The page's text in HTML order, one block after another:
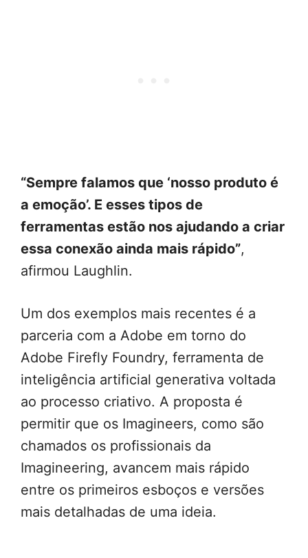
“Sempre falamos que ‘nosso produto é
a emoção’. E esses tipos de
ferramentas estão nos ajudando a criar
essa conexão ainda mais rápido”,
afirmou Laughlin.
Um dos exemplos mais recentes é a
parceria com a Adobe em torno do
Adobe Firefly Foundry, ferramenta de
inteligência artificial generativa voltada
ao processo criativo. A proposta é
permitir que os Imagineers, como são
chamados os profissionais da
Imagineering, avancem mais rápido
entre os primeiros esboços e versões
mais detalhadas de uma ideia.